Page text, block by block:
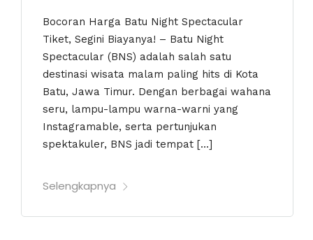
Bocoran Harga Batu Night Spectacular
Tiket, Segini Biayanya! – Batu Night
Spectacular (BNS) adalah salah satu
destinasi wisata malam paling hits di Kota
Batu, Jawa Timur. Dengan berbagai wahana
seru, lampu-lampu warna-warni yang
Instagramable, serta pertunjukan
spektakuler, BNS jadi tempat […]
Selengkapnya